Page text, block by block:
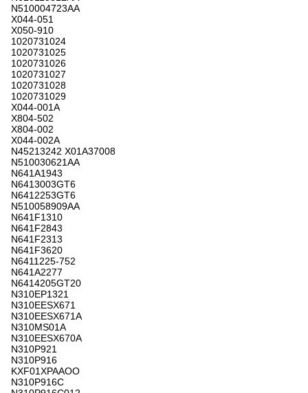
N510004723AA
X044-051
X050-910
1020731024
1020731025
1020731026
1020731027
1020731028
1020731029
X044-001A
X804-502
X804-002
X044-002A
N45213242 X01A37008
N510030621AA
N641A1943
N6413003GT6
N6412253GT6
N510058909AA
N641F1310
N641F2843
N641F2313
N641F3620
N6411225-752
N641A2277
N6414205GT20
N310EP1321
N310EESX671
N310EESX671A
N310MS01A
N310EESX670A
N310P921
N310P916
KXF01XPAAOO
N310P916C